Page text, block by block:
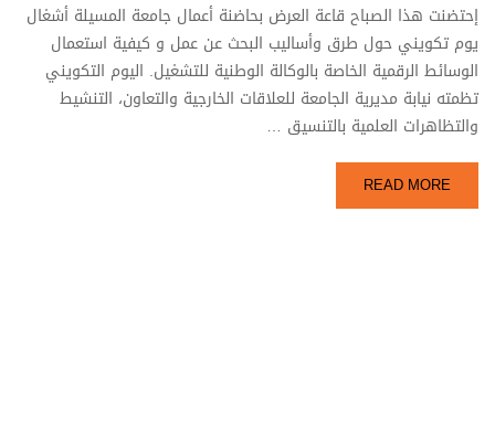
إحتضنت هذا الصباح قاعة العرض بحاضنة أعمال جامعة المسيلة أشغال
يوم تكويني حول طرق وأساليب البحث عن عمل و كيفية استعمال
الوسائط الرقمية الخاصة بالوكالة الوطنية للتشغيل. اليوم التكويني
تظمته نيابة مديرية الجامعة للعلاقات الخارجية والتعاون، التنشيط
والتظاهرات العلمية بالتنسيق …
READ MORE